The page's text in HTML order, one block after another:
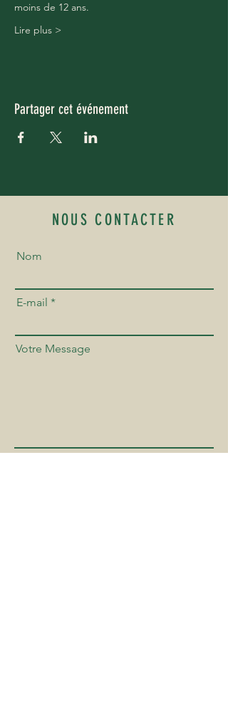
moins de 12 ans.
Lire plus >
Partager cet événement
NOUS CONTACTER
Nom
E-mail
Votre Message